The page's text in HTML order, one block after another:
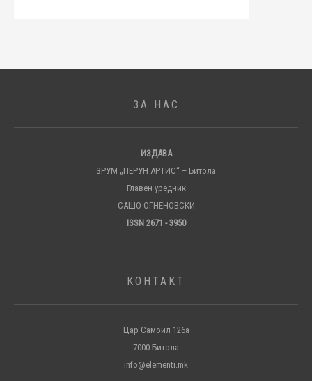
ЗА НАС
ИЗДАВА
ЗРУМ „ПЕРУН АРТИС“ – Битола
Главен уредник
САШО ОГНЕНОВСКИ
ISSN 2671 - 3950
КОНТАКТ
Цар Самоил 126а
7000 Битола
info@elementi.mk